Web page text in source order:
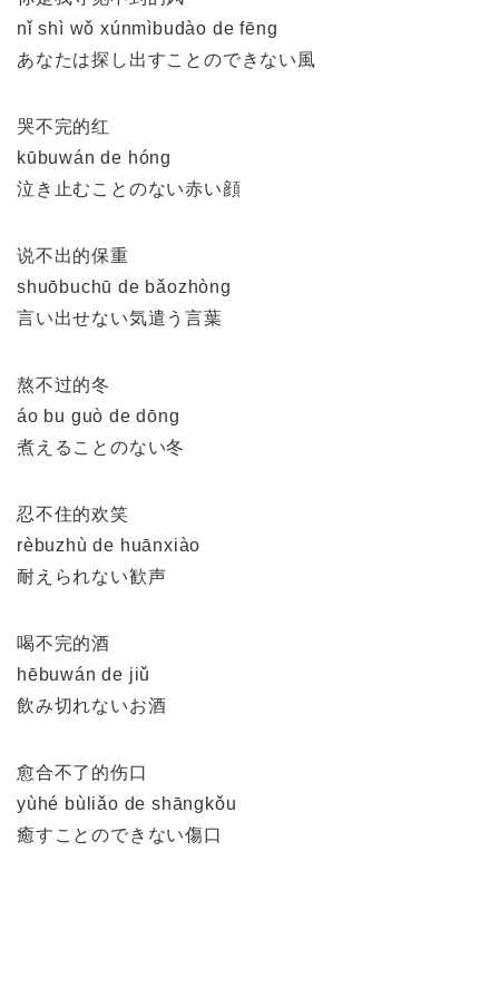
nǐ shì wǒ xúnmìbudào de fēng
あなたは探し出すことのできない風
哭不完的红
kūbuwán de hóng
泣き止むことのない赤い顔
说不出的保重
shuōbuchū de bǎozhòng
言い出せない気遣う言葉
熬不过的冬
áo bu guò de dōng
煮えることのない冬
忍不住的欢笑
rèbuzhù de huānxiào
耐えられない歓声
喝不完的酒
hēbuwán de jiǔ
飲み切れないお酒
愈合不了的伤口
yùhé bùliǎo de shāngkǒu
癒すことのできない傷口